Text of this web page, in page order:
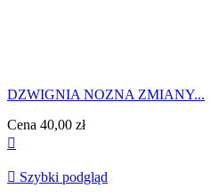
DZWIGNIA NOZNA ZMIANY...
Cena 40,00 zł

 Szybki podgląd